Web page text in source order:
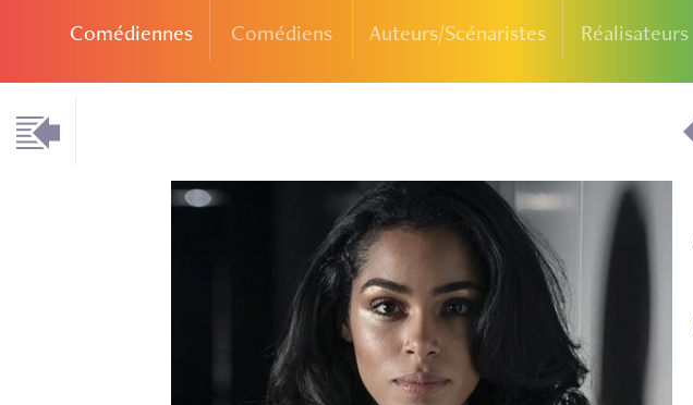
Comédiennes Comédiens Auteurs/Scénaristes Réalisateurs